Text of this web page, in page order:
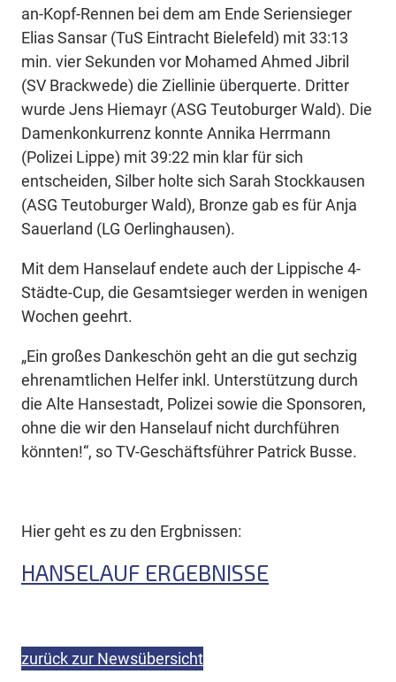
an-Kopf-Rennen bei dem am Ende Seriensieger
Elias Sansar (TuS Eintracht Bielefeld) mit 33:13
min. vier Sekunden vor Mohamed Ahmed Jibril
(SV Brackwede) die Ziellinie überquerte. Dritter
wurde Jens Hiemayr (ASG Teutoburger Wald). Die
Damenkonkurrenz konnte Annika Herrmann
(Polizei Lippe) mit 39:22 min klar für sich
entscheiden, Silber holte sich Sarah Stockkausen
(ASG Teutoburger Wald), Bronze gab es für Anja
Sauerland (LG Oerlinghausen).
Mit dem Hanselauf endete auch der Lippische 4-
Städte-Cup, die Gesamtsieger werden in wenigen
Wochen geehrt.
„Ein großes Dankeschön geht an die gut sechzig
ehrenamtlichen Helfer inkl. Unterstützung durch
die Alte Hansestadt, Polizei sowie die Sponsoren,
ohne die wir den Hanselauf nicht durchführen
könnten!“, so TV-Geschäftsführer Patrick Busse.
Hier geht es zu den Ergbnissen:
HANSELAUF ERGEBNISSE
zurück zur Newsübersicht